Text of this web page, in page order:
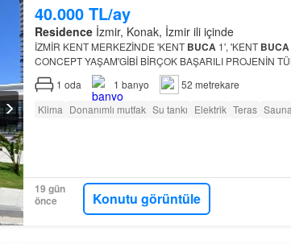
40.000 TL/ay
Residenceİzmir, Konak, İzmir ili içinde
İZMİR KENT MERKEZİNDE 'KENT BUCA 1', 'KENT BUCA
CONCEPT YAŞAM'GİBİ BİRÇOK BAŞARILI PROJENİN
YAPMIŞ OLAN Blok içerisinde bekleme alanı ve güvenli
bulunmaktadır…
1 oda 1 banyo
52 metrekare
Klima Donanımlı mutfak Su tankı Elektrik Teras Sauna
19 gün
önce
Konutu görüntüle